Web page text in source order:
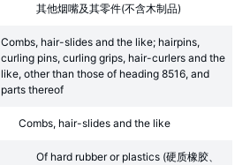
其他烟嘴及其零件(不含木制品)
Combs, hair-slides and the like; hairpins,
curling pins, curling grips, hair-curlers and the
like, other than those of heading 8516, and
parts thereof
Combs, hair-slides and the like
Of hard rubber or plastics (硬质橡胶、